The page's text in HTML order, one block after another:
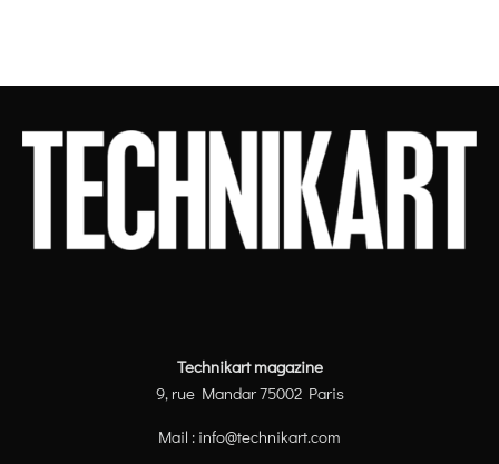
Technikart magazine
9, rue Mandar 75002 Paris
Mail : info@technikart.com